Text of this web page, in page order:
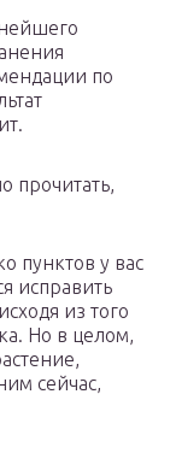
по
прочитать,
пунктов у вас
исправить
из того
Но в целом,
сейчас,